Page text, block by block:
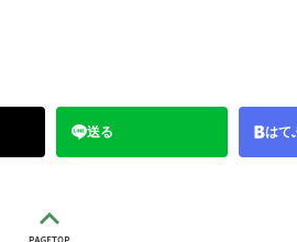
送る はて